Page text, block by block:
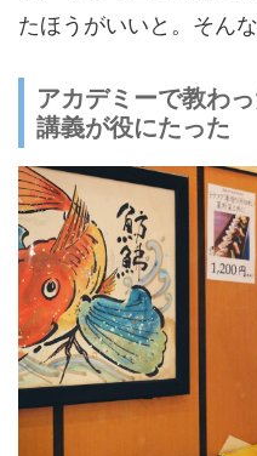
たほうがいいと。そん
アカデミーで教わ
講義が役にたった